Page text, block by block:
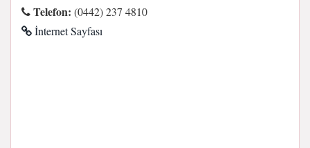
Telefon: (0442) 237 4810
İnternet Sayfası